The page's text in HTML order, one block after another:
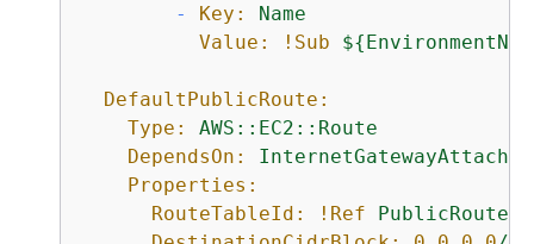
-
Key:
Name
Value:
!Sub ${
DefaultPublicRoute:
Type:
AWS::EC2::Route
DependsOn:
Properties:
RouteTableId:
!Ref